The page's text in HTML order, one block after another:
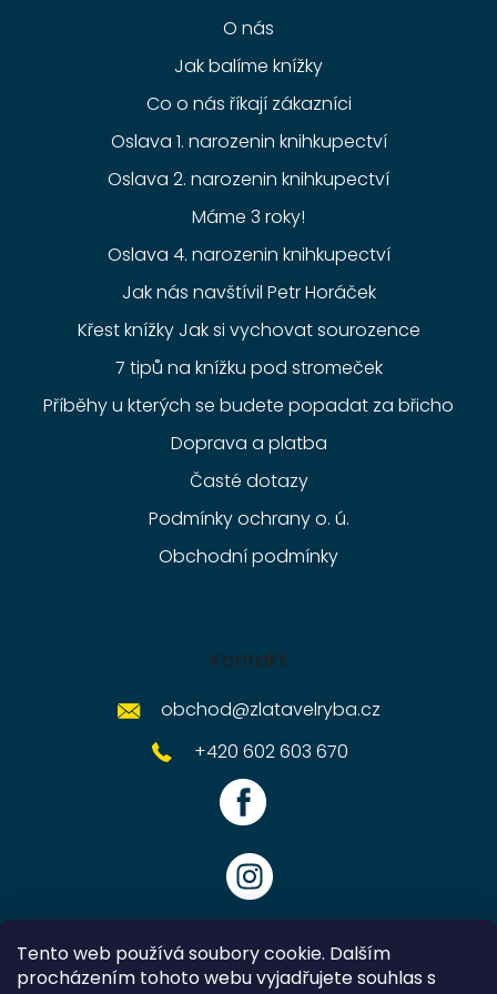
Tento web používá soubory cookie. Dalším
procházením tohoto webu vyjadřujete souhlas s
O nás
Jak balíme knížky
Co o nás říkají zákazníci
Oslava 1. narozenin knihkupectví
Oslava 2. narozenin knihkupectví
Máme 3 roky!
Oslava 4. narozenin knihkupectví
Jak nás navštívil Petr Horáček
Křest knížky Jak si vychovat sourozence
7 tipů na knížku pod stromeček
Příběhy u kterých se budete popadat za břicho
Doprava a platba
Časté dotazy
Podmínky ochrany o. ú.
Obchodní podmínky
Kontakt
obchod@zlatavelryba.cz
+420 602 603 670